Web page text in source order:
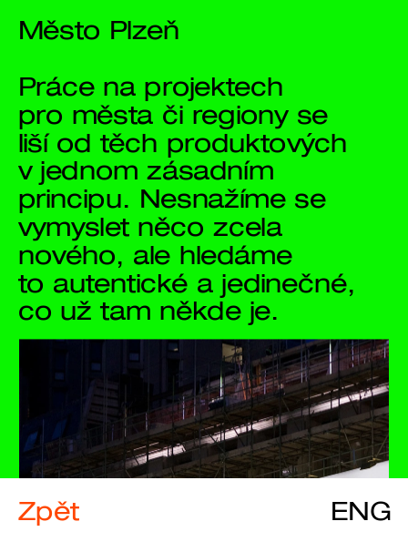
Zpět ENG
Město Plzeň
Práce na projektech
pro města či regiony se
liší od těch produktových
v jednom zásadním
principu. Nesnažíme se
vymyslet něco zcela
nového, ale hledáme
to autentické a jedinečné,
co už tam někde je.